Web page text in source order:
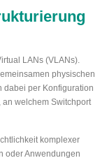
LANs (VLANs).
physischen
dabei per Konfiguration
welchem Switchport
komplexer
oder Anwendungen